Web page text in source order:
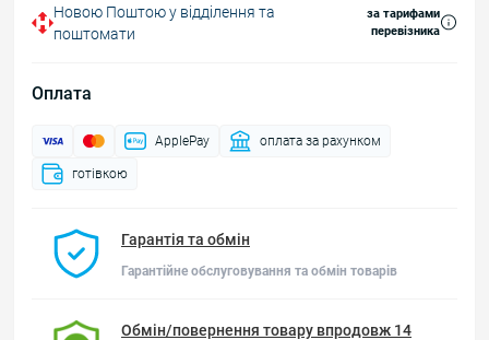
Новою Поштою у відділення та
поштомати
за тарифами
перевізника
Оплата
ApplePay оплата за рахунком
готівкою
Гарантія та обмін
Гарантійне обслуговування та обмін товарів
Обмін/повернення товару впродовж 14